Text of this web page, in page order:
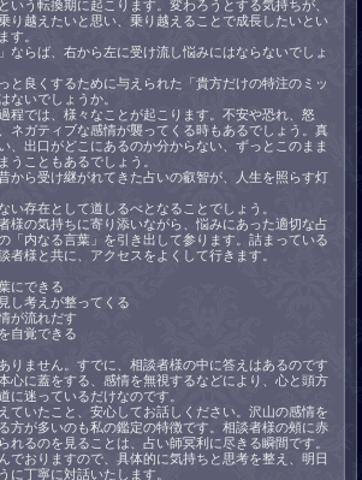
いう転換期に起こります。変わろうとする気持ちが、
り越えたいと思い、乗り越えることで成長したいとい
す。
ならば、右から左に受け流し悩みにはならないでしょ
と良くするために与えられた「貴方だけの特注のミッ
ないでしょうか。
程では、様々なことが起こります。不安や恐れ、怒
ネガティブな感情が襲ってくる時もあるでしょう。真
、出口がどこにあるのか分からない、ずっとこのまま
うこともあるでしょう。
から受け継がれてきた占いの叡智が、人生を照らす灯
い存在として道しるべとなることでしょう。
様の気持ちに寄り添いながら、悩みにあった適切な占
「内なる言葉」を引き出して参ります。詰まっている
者様と共に、アクセスをよくして行きます。
にできる
し考えが整ってくる
が流れだす
自覚できる
りません。すでに、相談者様の中に答えはあるのです
心に蓋をする、感情を無視するなどにより、心と頭方
に迷っているだけなのです。
ていたこと、安心してお話しください。沢山の感情を
方が多いのも私の鑑定の特徴です。相談者様の頰に赤
れるのを見ることは、占い師冥利に尽きる瞬間です。
でおりますので、具体的に気持ちと思考を整え、明日
に丁寧に対話いたします。